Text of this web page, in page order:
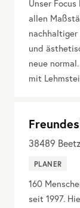
Unser
allen
nachhaltiger
und
neue
mit
38489
PLANER
160
seit 1997.